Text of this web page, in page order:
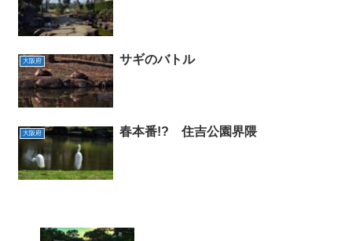
大阪府 サギのバトル
大阪府 春本番!? 住吉公園界隈